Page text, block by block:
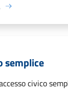
semplice
civico